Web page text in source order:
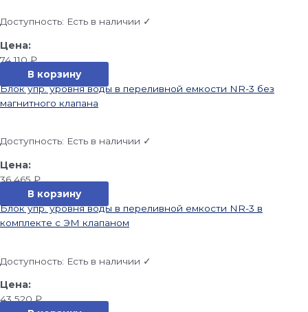
Доступность: Есть в наличии ✓
74 110₽
В корзину
Блок упр. уровня воды в переливной емкости NR-3 без
магнитного клапана
Доступность: Есть в наличии ✓
36 465₽
В корзину
Блок упр. уровня воды в переливной емкости NR-3 в
комплекте с ЭМ клапаном
Доступность: Есть в наличии ✓
43 520₽